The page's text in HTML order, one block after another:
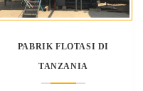
PABRIK FLOTASI DI
TANZANIA